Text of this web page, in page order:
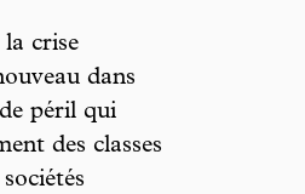
crise
dans
péril qui
des classes